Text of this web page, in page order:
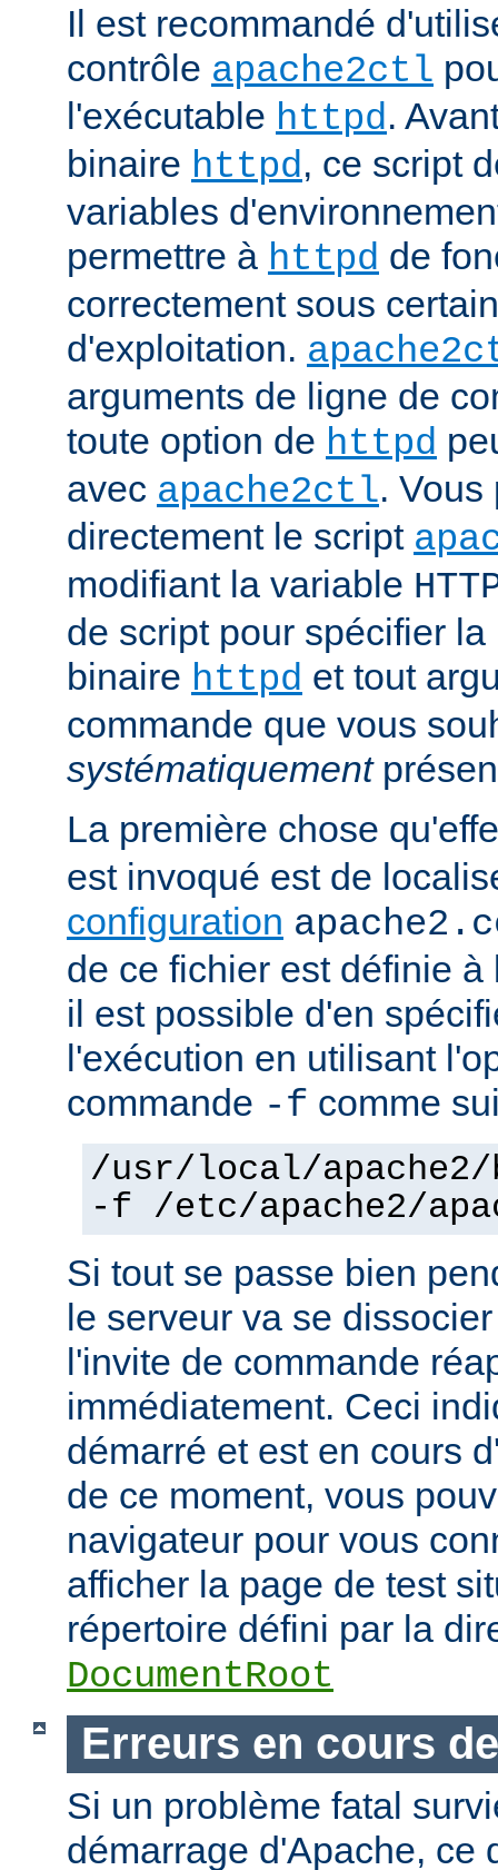
Il est recommandé
contrôle apache2ctl
l'exécutable httpd.
binaire httpd, ce script
variables
permettre à httpd de
correctement sous
d'exploitation.
arguments de ligne de
toute option de httpd
avec apache2ctl. Vous
directement le script
modifiant la variable
de script pour spécifier
binaire httpd et tout
commande que vous
systématiquement
La première chose
est invoqué est de
configuration
de ce fichier est définie
il est possible d'en
l'exécution en utilisant
commande -f comme
/usr/local/
-f /etc/apache2/
Si tout se passe bien
le serveur va se
l'invite de commande
immédiatement. Ceci
démarré et est en cours
de ce moment, vous
navigateur pour vous
afficher la page de test
répertoire défini par la
DocumentRoot
Erreurs en cours
Si un problème fatal
démarrage d'Apache, ce